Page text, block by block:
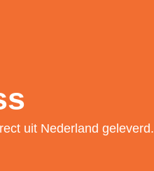
uit Nederland geleverd.